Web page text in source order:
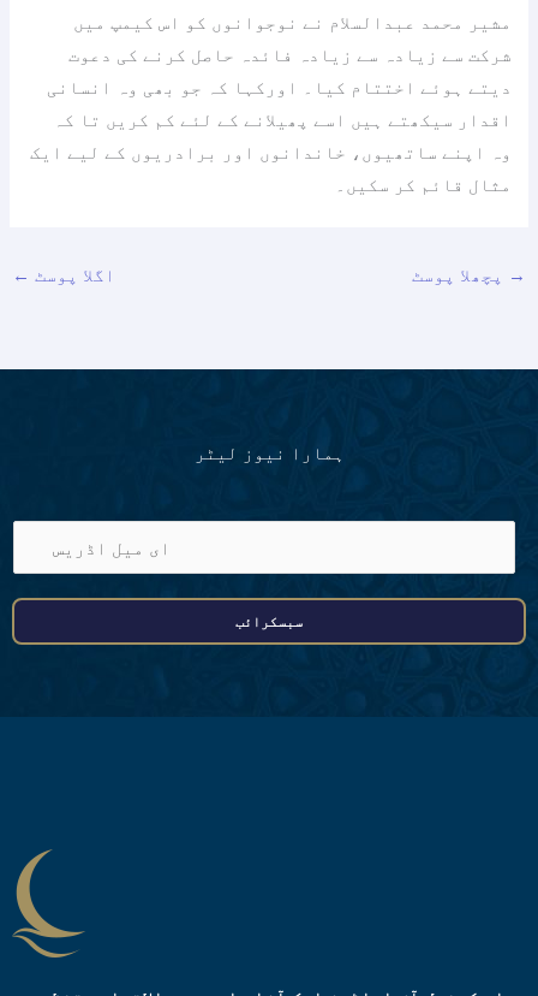
مشیر محمد عبدالسلام نے نوجوانوں کو اس کیمپ میں
شرکت سے زیادہ سے زیادہ فائدہ حاصل کرنے کی دعوت
دیتے ہوئے اختتام کیا۔ اورکہا کہ جو بھی وہ انسانی
اقدار سیکھتے ہیں اسے پھیلانے کے لئے کم کریں تا کہ
وہ اپنے ساتھیوں، خاندانوں اور برادریوں کے لیے ایک
مثال قائم کر سکیں۔
→ پچھلا پوسٹ اگلا پوسٹ ←
ہمارا نیوز لیٹر
ی
م
سبسکرائب